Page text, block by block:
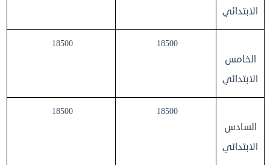
الابتدائي
الخامس
الابتدائي
18500
18500
السادس
الابتدائي
18500
18500